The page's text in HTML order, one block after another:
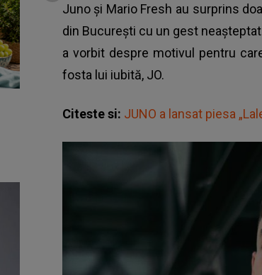
Juno și Mario Fresh au surprins
din București cu un gest
a vorbit despre motivul pentru
fosta lui iubită, JO.
Citeste si: JUNO a lansat piesa